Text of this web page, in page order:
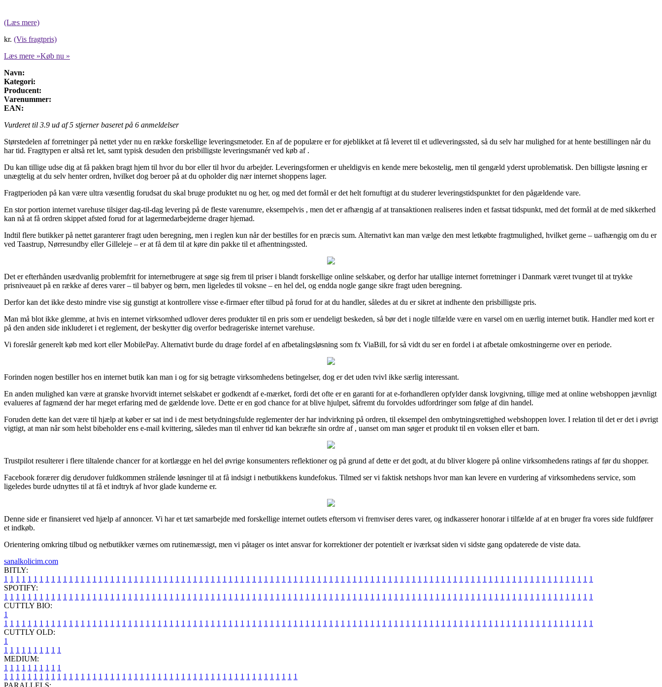
(Læs mere)
kr. (Vis fragtpris)
Læs mere »Køb nu »
Navn:
Kategori:
Producent:
Varenummer:
EAN:
Vurderet til 3.9 ud af 5 stjerner baseret på 6 anmeldelser
Størstedelen af forretninger på nettet yder nu en række forskellige leveringsmetoder. En af de populære er for øjeblikket at få leveret til et udleveringssted, så du selv har mulighed for at hente bestillingen når du
har tid. Fragttypen er altså ret let, samt typisk desuden den prisbilligste leveringsmanér ved køb af .
Du kan tillige udse dig at få pakken bragt hjem til hvor du bor eller til hvor du arbejder. Leveringsformen er uheldigvis en kende mere bekostelig, men til gengæld yderst uproblematisk. Den billigste løsning er
unægtelig at du selv henter ordren, hvilket dog beroer på at du opholder dig nær internet shoppens lager.
Fragtperioden på kan være ultra væsentlig forudsat du skal bruge produktet nu og her, og med det formål er det helt fornuftigt at du studerer leveringstidspunktet for den pågældende vare.
En stor portion internet varehuse tilsiger dag-til-dag levering på de fleste varenumre, eksempelvis , men det er afhængig af at transaktionen realiseres inden et fastsat tidspunkt, med det formål at de med sikkerhed
kan nå at få ordren skippet afsted forud for at lagermedarbejderne drager hjemad.
Indtil flere butikker på nettet garanterer fragt uden beregning, men i reglen kun når der bestilles for en præcis sum. Alternativt kan man vælge den mest letkøbte fragtmulighed, hvilket gerne – uafhængig om du er
ved Taastrup, Nørresundby eller Gilleleje – er at få dem til at køre din pakke til et afhentningssted.
Det er efterhånden usædvanlig problemfrit for internetbrugere at søge sig frem til priser i blandt forskellige online selskaber, og derfor har utallige internet forretninger i Danmark været tvunget til at trykke
prisniveauet på en række af deres varer – til babyer og børn, men ligeledes til voksne – en hel del, og endda nogle gange sikre fragt uden beregning.
Derfor kan det ikke desto mindre vise sig gunstigt at kontrollere visse e-firmaer efter tilbud på forud for at du handler, således at du er sikret at indhente den prisbilligste pris.
Man må blot ikke glemme, at hvis en internet virksomhed udlover deres produkter til en pris som er uendeligt beskeden, så bør det i nogle tilfælde være en varsel om en uærlig internet butik. Handler med kort er
på den anden side inkluderet i et reglement, der beskytter dig overfor bedrageriske internet varehuse.
Vi foreslår generelt køb med kort eller MobilePay. Alternativt burde du drage fordel af en afbetalingsløsning som fx ViaBill, for så vidt du ser en fordel i at afbetale omkostningerne over en periode.
Forinden nogen bestiller hos en internet butik kan man i og for sig betragte virksomhedens betingelser, dog er det uden tvivl ikke særlig interessant.
En anden mulighed kan være at granske hvorvidt internet selskabet er godkendt af e-mærket, fordi det ofte er en garanti for at e-forhandleren opfylder dansk lovgivning, tillige med at online webshoppen jævnligt
evalueres af fagmænd der har meget erfaring med de gældende love. Dette er en god chance for at blive hjulpet, såfremt du forvoldes udfordringer som følge af din handel.
Foruden dette kan det være til hjælp at køber er sat ind i de mest betydningsfulde reglementer der har indvirkning på ordren, til eksempel den ombytningsrettighed webshoppen lover. I relation til det er det i øvrigt
vigtigt, at man når som helst bibeholder ens e-mail kvittering, således man til enhver tid kan bekræfte sin ordre af , uanset om man søger et produkt til en voksen eller et barn.
Trustpilot resulterer i flere tiltalende chancer for at kortlægge en hel del øvrige konsumenters reflektioner og på grund af dette er det godt, at du bliver klogere på online virksomhedens ratings af før du shopper.
Facebook forærer dig derudover fuldkommen strålende løsninger til at få indsigt i netbutikkens kundefokus. Tilmed ser vi faktisk netshops hvor man kan levere en vurdering af virksomhedens service, som
ligeledes burde udnyttes til at få et indtryk af hvor glade kunderne er.
Denne side er finansieret ved hjælp af annoncer. Vi har et tæt samarbejde med forskellige internet outlets eftersom vi fremviser deres varer, og indkasserer honorar i tilfælde af at en bruger fra vores side fuldfører
et indkøb.
Orientering omkring tilbud og netbutikker værnes om rutinemæssigt, men vi påtager os intet ansvar for korrektioner der potentielt er iværksat siden vi sidste gang opdaterede de viste data.
sanalkolicim.com
BITLY:
1 1 1 1 1 1 1 1 1 1 1 1 1 1 1 1 1 1 1 1 1 1 1 1 1 1 1 1 1 1 1 1 1 1 1 1 1 1 1 1 1 1 1 1 1 1 1 1 1 1 1 1 1 1 1 1 1 1 1 1 1 1 1 1 1 1 1 1 1 1 1 1 1 1 1 1 1 1 1 1 1 1 1 1 1 1 1 1 1 1 1 1 1 1 1 1 1 1 1 1
SPOTIFY:
1 1 1 1 1 1 1 1 1 1 1 1 1 1 1 1 1 1 1 1 1 1 1 1 1 1 1 1 1 1 1 1 1 1 1 1 1 1 1 1 1 1 1 1 1 1 1 1 1 1 1 1 1 1 1 1 1 1 1 1 1 1 1 1 1 1 1 1 1 1 1 1 1 1 1 1 1 1 1 1 1 1 1 1 1 1 1 1 1 1 1 1 1 1 1 1 1 1 1 1
CUTTLY BIO:
1
1 1 1 1 1 1 1 1 1 1 1 1 1 1 1 1 1 1 1 1 1 1 1 1 1 1 1 1 1 1 1 1 1 1 1 1 1 1 1 1 1 1 1 1 1 1 1 1 1 1 1 1 1 1 1 1 1 1 1 1 1 1 1 1 1 1 1 1 1 1 1 1 1 1 1 1 1 1 1 1 1 1 1 1 1 1 1 1 1 1 1 1 1 1 1 1 1 1 1 1
CUTTLY OLD:
1
1 1 1 1 1 1 1 1 1 1
MEDIUM:
1 1 1 1 1 1 1 1 1 1
1 1 1 1 1 1 1 1 1 1 1 1 1 1 1 1 1 1 1 1 1 1 1 1 1 1 1 1 1 1 1 1 1 1 1 1 1 1 1 1 1 1 1 1 1 1 1 1 1 1